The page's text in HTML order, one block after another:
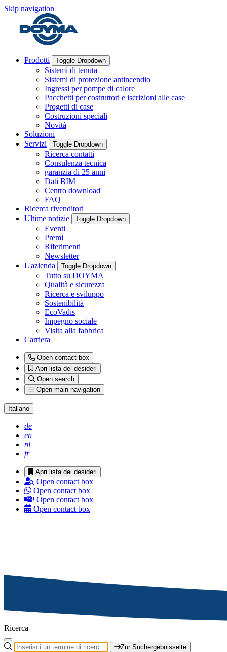
Skip navigation
Prodotti Toggle Dropdown
Sistemi di tenuta
Sistemi di protezione antincendio
Ingressi per pompe di calore
Pacchetti per costruttori e iscrizioni alle case
Progetti di case
Costruzioni speciali
Novità
Soluzioni
Servizi
Toggle Dropdown
Ricerca contatti
Consulenza tecnica
garanzia di 25 anni
Dati BIM
Centro download
FAQ
Ricerca rivenditori
Ultime notizie
Toggle Dropdown
Eventi
Premi
Riferimenti
Newsletter
L'azienda
Toggle Dropdown
Tutto su DOYMA
Qualità e sicurezza
Ricerca e sviluppo
Sostenibilità
EcoVadis
Impegno sociale
Visita alla fabbrica
Carriera
Open contact box
Apri lista dei desideri
Open search
Open main navigation
Italiano
de
en
nl
fr
Apri lista dei desideri
Open contact box
Open contact box
Open contact box
Open contact box
Ricerca
Zur Suchergebnisseite